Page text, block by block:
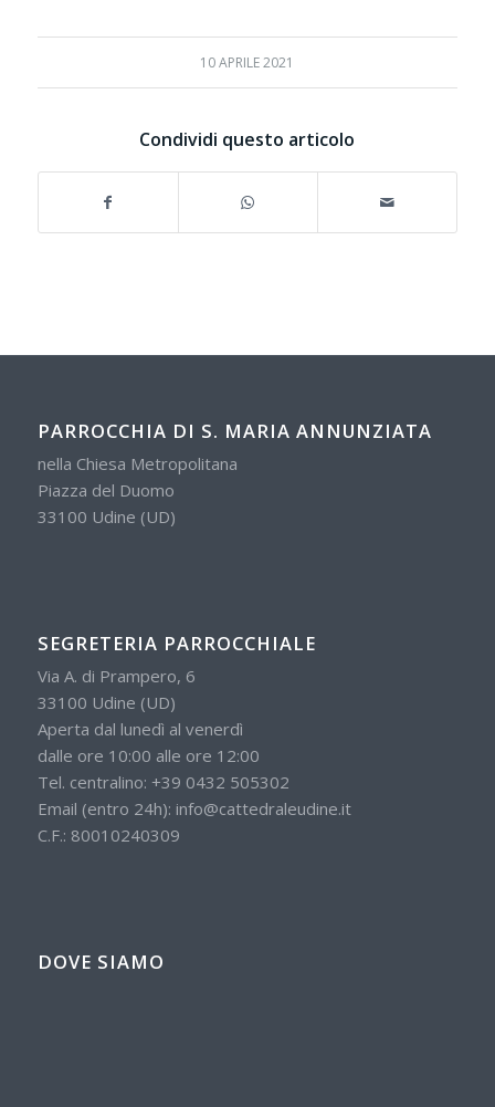
10 APRILE 2021
Condividi questo articolo
PARROCCHIA DI S. MARIA ANNUNZIATA
nella Chiesa Metropolitana
Piazza del Duomo
33100 Udine (UD)
SEGRETERIA PARROCCHIALE
Via A. di Prampero, 6
33100 Udine (UD)
Aperta dal lunedì al venerdì
dalle ore 10:00 alle ore 12:00
Tel. centralino: +39 0432 505302
Email (entro 24h): info@cattedraleudine.it
C.F.: 80010240309
DOVE SIAMO